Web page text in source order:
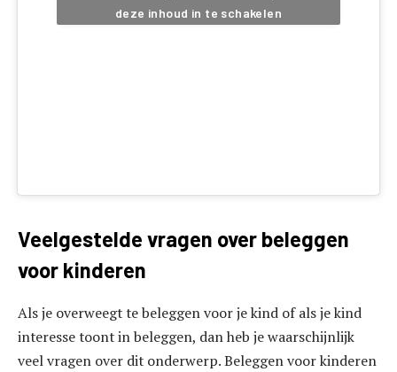
deze inhoud in te schakelen
Veelgestelde vragen over beleggen
voor kinderen
Als je overweegt te beleggen voor je kind of als je kind
interesse toont in beleggen, dan heb je waarschijnlijk
veel vragen over dit onderwerp. Beleggen voor kinderen